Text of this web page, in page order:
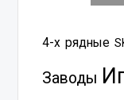
4-х рядные
Заводы